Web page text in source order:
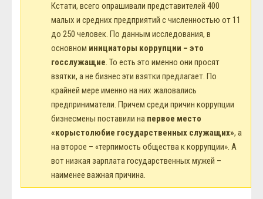
Кстати, всего опрашивали представителей 400
малых и средних предприятий с численностью от 11
до 250 человек. По данным исследования, в
основном инициаторы коррупции – это
госслужащие. То есть это именно они просят
взятки, а не бизнес эти взятки предлагает. По
крайней мере именно на них жаловались
предприниматели. Причем среди причин коррупции
бизнесмены поставили на первое место
«корыстолюбие государственных служащих», а
на второе – «терпимость общества к коррупции». А
вот низкая зарплата государственных мужей –
наименее важная причина.